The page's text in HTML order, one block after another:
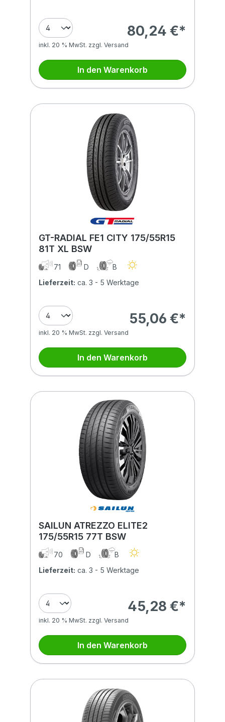
80,24 €*
inkl. 20 % MwSt. zzgl. Versand
In den Warenkorb
GT-RADIAL FE1 CITY 175/55R15
81T XL BSW
71 D
B
Lieferzeit: ca. 3 - 5 Werktage
55,06 €*
inkl. 20 % MwSt. zzgl. Versand
In den Warenkorb
SAILUN ATREZZO ELITE2
175/55R15 77T BSW
70 D
B
Lieferzeit: ca. 3 - 5 Werktage
45,28 €*
inkl. 20 % MwSt. zzgl. Versand
In den Warenkorb